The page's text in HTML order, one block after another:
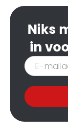
Niks
in
Inschrijven
nieuwsbrief